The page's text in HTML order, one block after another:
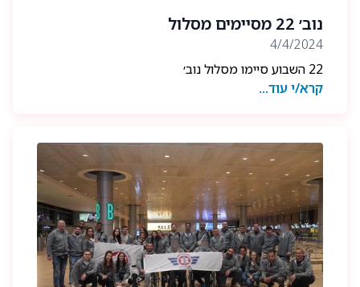
נוב׳ 22 מסיימים מסלול
4/4/2024
22 השבוע סיימו מסלול נוב׳
מתוך דברים שכתב בטקס מסע העלייה ליחידה, מפקד
להוסיף למסע סוף מסלול המיתולוגי אקט נוסף של
עלייה עם הכלבים על הידיים, כדי לסמל את החיבור
המיוחד שיש בין הלוחם לכלב שלו. היה לי חשוב להעביר
את הרוח של אריה הלאה גם אליכם, ולכן נכנס במסע
שלכם גם קטע כזה, שנקרא מעכשיו “מעלה אריה” מי
שהמציא אותו אריה, ומי שמסיים אותו אריה..״
קרא/י עוד...